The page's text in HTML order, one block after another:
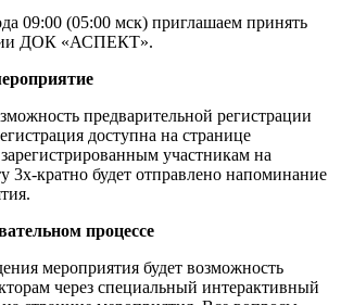
09:00 (05:00 мск) приглашаем принять
ДОК «АСПЕКТ».
предварительной регистрации
доступна на странице
участникам на
3х-кратно будет отправлено напоминание
процессе
мероприятия будет возможность
через специальный интерактивный